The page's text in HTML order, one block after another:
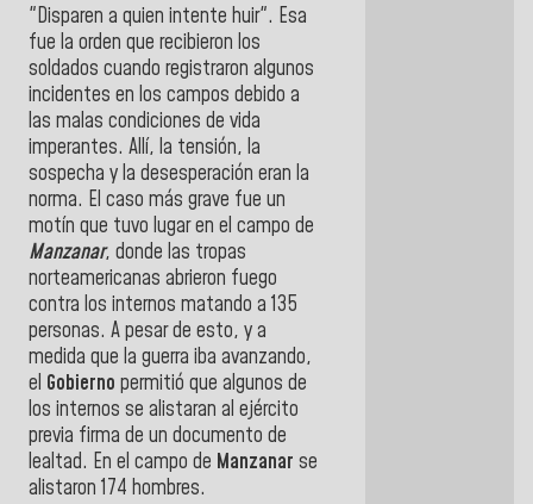
"Disparen a quien intente huir". Esa
fue la orden que recibieron los
soldados cuando registraron algunos
incidentes en los campos debido a
las malas condiciones de vida
imperantes. Allí, la tensión, la
sospecha y la desesperación eran la
norma. El caso más grave fue un
motín que tuvo lugar en el campo de
Manzanar, donde las tropas
norteamericanas abrieron fuego
contra los internos matando a 135
personas. A pesar de esto, y a
medida que la guerra iba avanzando,
el Gobierno permitió que algunos de
los internos se alistaran al ejército
previa firma de un documento de
lealtad. En el campo de Manzanar se
alistaron 174 hombres.